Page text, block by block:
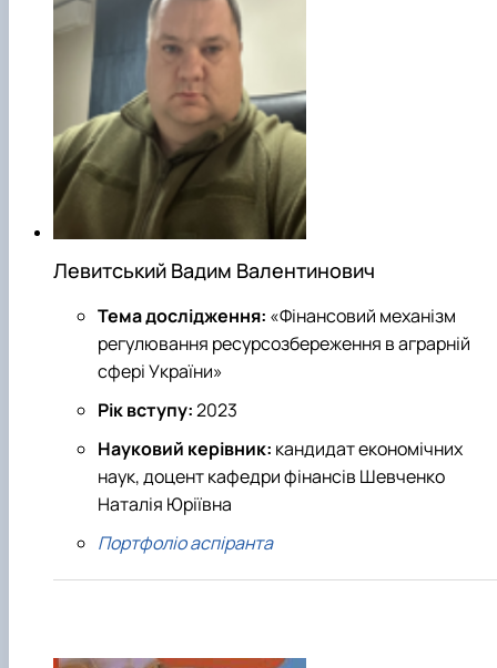
Левитський Вадим Валентинович
Тема дослідження: «Фінансовий механізм
регулювання ресурсозбереження в аграрній
сфері України»
Рік вступу:2023
Науковий керівник: кандидат економічних
наук, доцент кафедри фінансів Шевченко
Наталія Юріївна
Портфоліо аспіранта